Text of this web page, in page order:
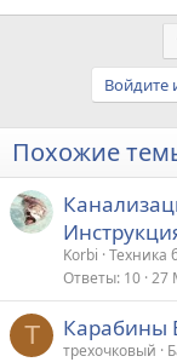
Войдите
Похожие
Korbi Техника
Ответы 10 27
Т Карабины
трехочковый